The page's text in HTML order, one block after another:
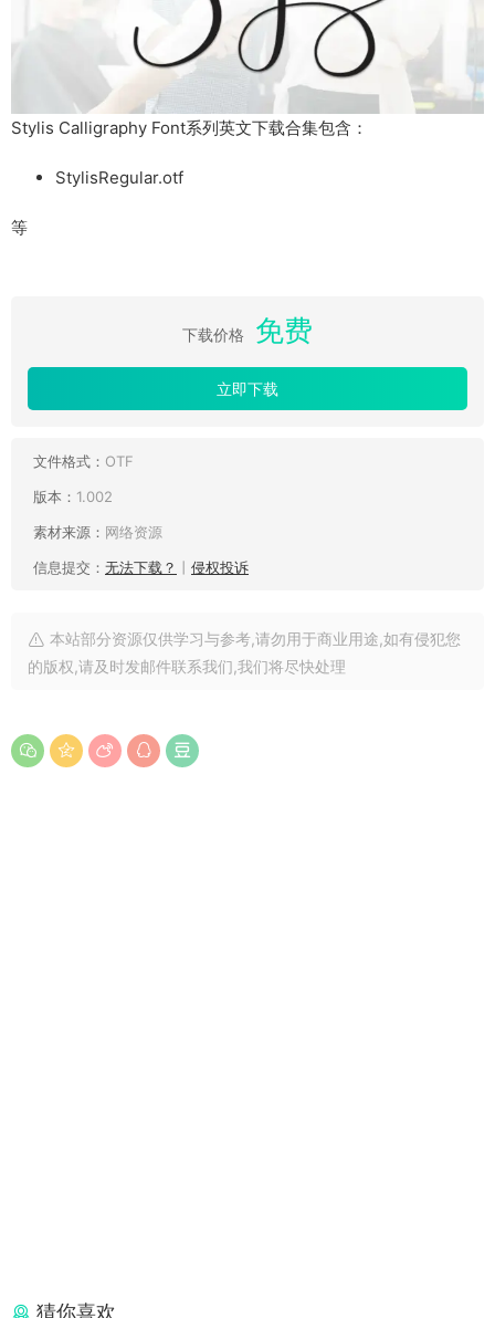
Stylis Calligraphy Font系列英文下载合集包含：
StylisRegular.otf
等
下载价格 免费
立即下载
文件格式： OTF
版本： 1.002
素材来源： 网络资源
信息提交： 无法下载？ 侵权投诉
本站部分资源仅供学习与参考,请勿用于商业用途,如有侵犯您
的版权,请及时发邮件联系我们,我们将尽快处理
猜你喜欢